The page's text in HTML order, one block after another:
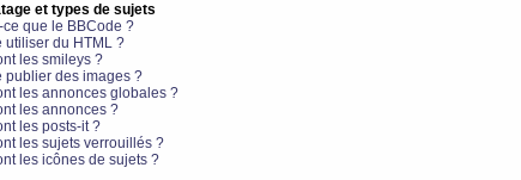
et types de sujets
ce que le BBCode ?
utiliser du HTML ?
les smileys ?
publier des images ?
les annonces globales ?
les annonces ?
les posts-it ?
les sujets verrouillés ?
les icônes de sujets ?